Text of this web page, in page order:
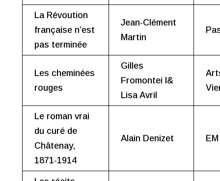
La Révoution
française n’est
pas terminée
Jean-Clément
Martin
Les cheminées
rouges
Gilles
Fromontei l&
Lisa Avril
Le roman vrai
du curé de
Châtenay,
1871-1914
Alain Denizet